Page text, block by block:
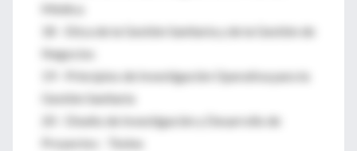
Médica
18 - Etica de la Gestión Sanitaria y de la Gestión de
Negocios
19 - Principios de Investigación Operativa para la
Gestión Sanitaria
20 - Diseño de Investigación y Desarrollo de
Proyectos - Tesina